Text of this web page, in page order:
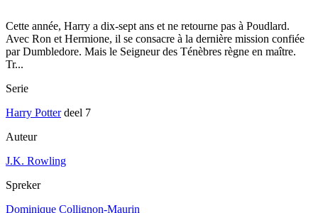
Cette année, Harry a dix-sept ans et ne retourne pas à Poudlard.
Avec Ron et Hermione, il se consacre à la dernière mission confiée
par Dumbledore. Mais le Seigneur des Ténèbres règne en maître.
Tr...
Serie
Harry Potterdeel 7
Auteur
J.K. Rowling
Spreker
Dominique Collignon-Maurin